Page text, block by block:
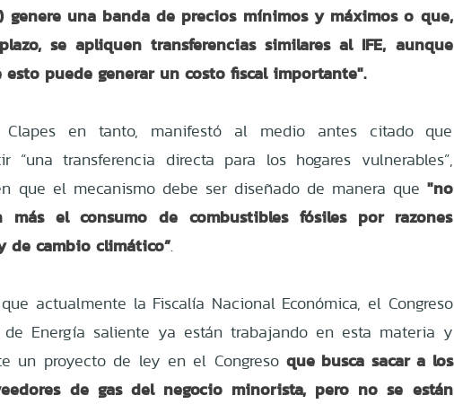
genere una banda de precios mínimos y máximos o que,
se apliquen transferencias similares al IFE, aunque
esto puede generar un costo fiscal importante".
Clapes en tanto, manifestó al medio antes citado que
“una transferencia directa para los hogares vulnerables”,
que el mecanismo debe ser diseñado de manera que "no
más el consumo de combustibles fósiles por razones
de cambio climático”.
actualmente la Fiscalía Nacional Económica, el Congreso
Energía saliente ya están trabajando en esta materia y
un proyecto de ley en el Congreso que busca sacar a los
de gas del negocio minorista, pero no se están